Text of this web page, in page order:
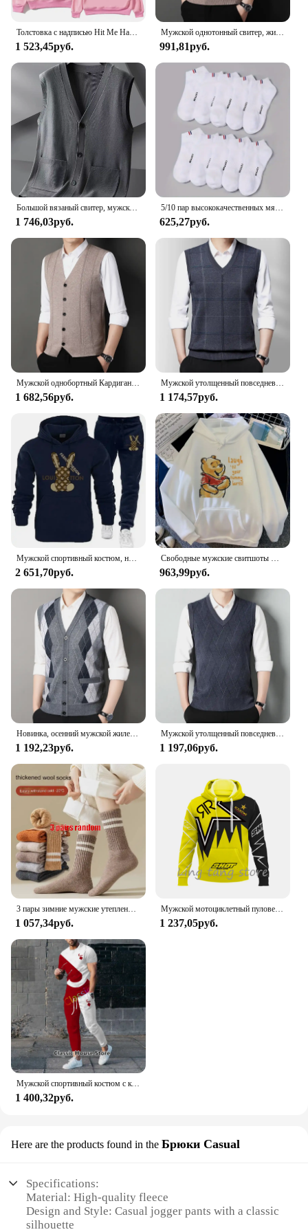
Толстовка с надписью Hit Me Hard and Soft Billie для мужчин, пуловер в стиле Харадзюку, свитшот, поклонный подарок, одежда унисекс, женские топы высокого качества
1 523,45руб.
Мужской однотонный свитер, жилет, повседневный модный теплый топ
991,81руб.
Большой вязаный свитер, мужской новый кардиган, осенне-зимний большой свободный толстый свитер.
1 746,03руб.
5/10 пар высококачественных мягких и удобных мужских спортивных носков, летние впитывающие пот дышащие и повседневные носки
625,27руб.
1 682,56руб.
Мужской утолщенный повседневный свитер, майка, осенне-зимний теплый мужской жилет
1 174,57руб.
2 651,70руб. 963,99руб.
1 192,23руб.
Мужской утолщенный повседневный свитер, майка, осенне-зимняя теплая мужская майка с v-образным вырезом
1 197,06руб.
1 057,34руб.
Мужской мотоциклетный пуловер с 3D принтом для любителей внедорожных видов спорта, осень/зима 2023, повседневная толстовка с капюшоном для улицы, хип-хопа, гонок, раллий
1 237,05руб.
Мужской спортивный костюм с коротким рукавом, принтом 3D и футболкой
1 400,32руб.
Here are the products found in the Брюки Casual
Specifications:
Material: High-quality fleece
Design and Style: Casual jogger pants with a classic
silhouette